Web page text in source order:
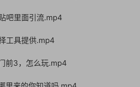
吧里面引流.mp4
工具提供.mp4
前3，怎么玩.mp4